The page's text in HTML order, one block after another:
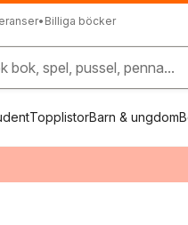
• Billiga böcker
bok, spel, pussel, penna...
TopplistorBarn & ungdom